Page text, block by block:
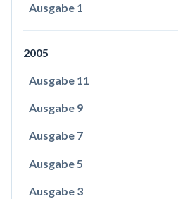
Ausgabe 1
2005
Ausgabe 11
Ausgabe 9
Ausgabe 7
Ausgabe 5
Ausgabe 3